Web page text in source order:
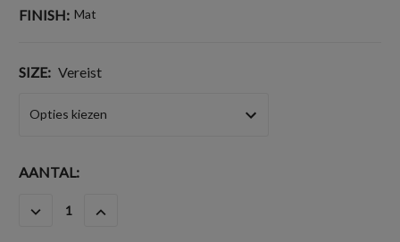
FINISH: Mat
SIZE: Vereist
HUIDIGE
AANTAL:
HOEVEELHEIDHOEVEELHEID